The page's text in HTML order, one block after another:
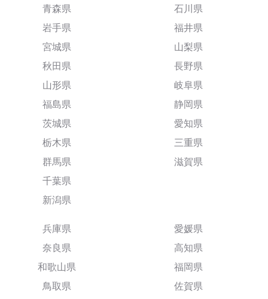
青森県
岩手県
宮城県
秋田県
山形県
福島県
茨城県
栃木県
群馬県
千葉県
新潟県
石川県
福井県
山梨県
長野県
岐阜県
静岡県
愛知県
三重県
滋賀県
兵庫県
奈良県
和歌山県
鳥取県
愛媛県
高知県
福岡県
佐賀県